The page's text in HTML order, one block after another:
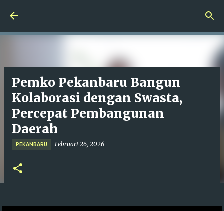
Pemko Pekanbaru Bangun
Kolaborasi dengan Swasta,
Percepat Pembangunan
Daerah
PEKANBARU Februari 26, 2026